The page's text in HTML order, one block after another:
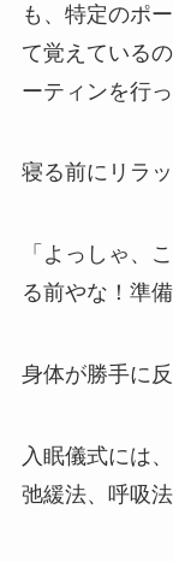
も、特定のポ
て覚えている
ーティンを行
寝る前にリラ
「よっしゃ、
る前やな！準
身体が勝手に
入眠儀式には
弛緩法、呼吸